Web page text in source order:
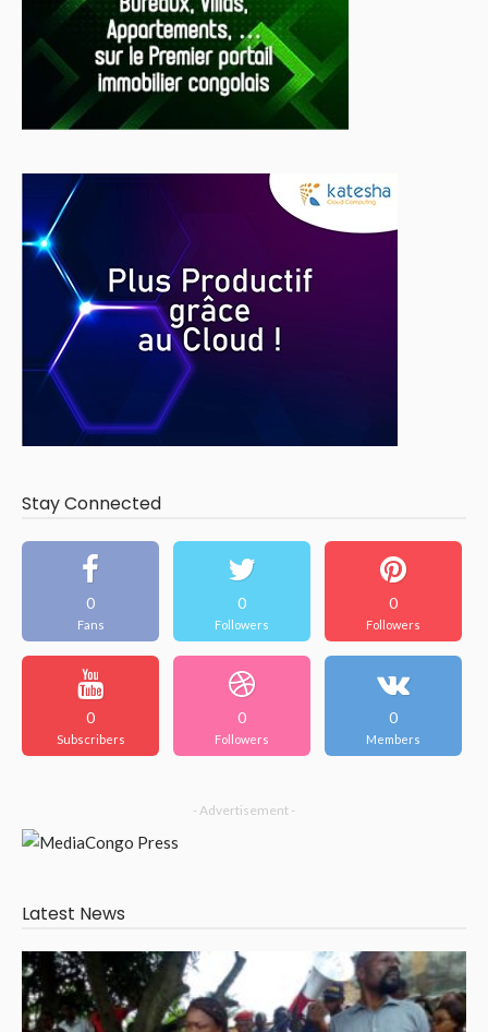
Stay Connected
0
Fans
0
Followers
0
Followers
0
Subscribers
0
Followers
0
Members
- Advertisement -
Latest News